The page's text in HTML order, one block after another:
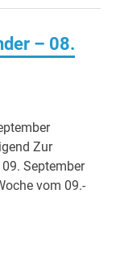
– 08.
Zur
September
vom 09.-